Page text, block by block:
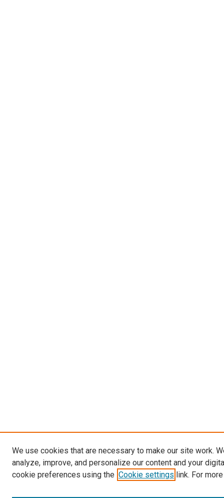
We use cookies that are necessary to make our site work.
analyze, improve, and personalize our content and your
cookie preferences using the Cookie settings link. For